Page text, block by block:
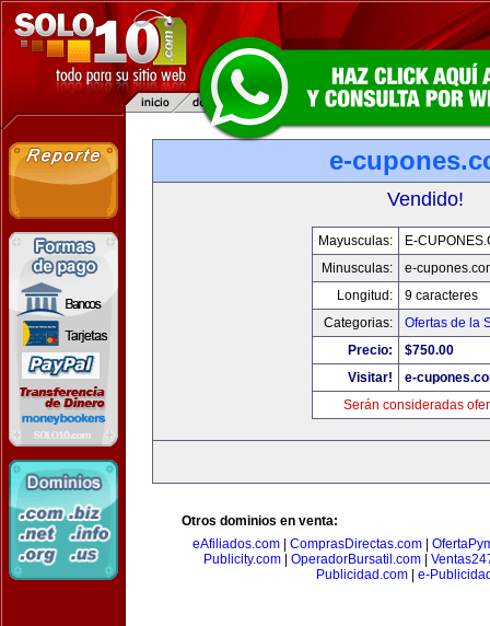
e-
Vendido!
Mayusculas:
E-
Minusculas:
e-
Longitud:
9 caracteres
Categorias:
Ofertas de la
Precio:
$750.00
Visitar!
e-
Serán consideradas
Otros dominios en venta:
eAfiliados.com| ComprasDirectas.com|
Publicity.com
OperadorBursatil.com
Publicidad.com| e-